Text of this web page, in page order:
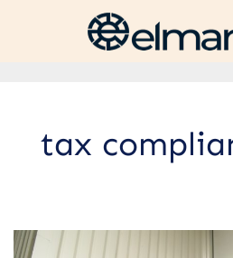
tax
Perbedaan